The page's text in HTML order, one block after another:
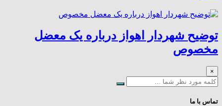
توضیح شهردار اهواز درباره یک معضل
مخصوص
×
تماس با ما